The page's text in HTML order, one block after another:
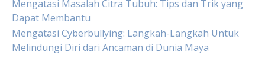
Mengatasi Masalah Citra Tubuh: Tips dan Trik yang
Dapat Membantu
Mengatasi Cyberbullying: Langkah-Langkah Untuk
Melindungi Diri dari Ancaman di Dunia Maya